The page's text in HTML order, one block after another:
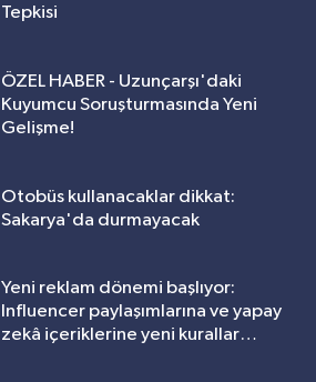
Tepkisi
ÖZEL HABER - Uzunçarşı'daki
Kuyumcu Soruşturmasında Yeni
Gelişme!
Otobüs kullanacaklar dikkat:
Sakarya'da durmayacak
Yeni reklam dönemi başlıyor:
Influencer paylaşımlarına ve yapay
zekâ içeriklerine yeni kurallar